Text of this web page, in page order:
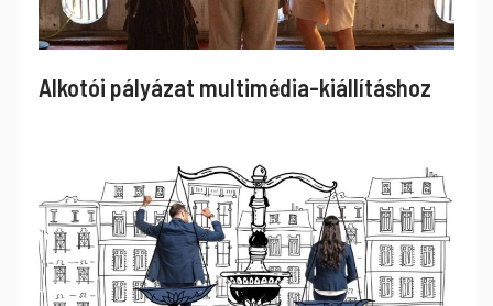
Alkotói pályázat multimédia-kiállításhoz